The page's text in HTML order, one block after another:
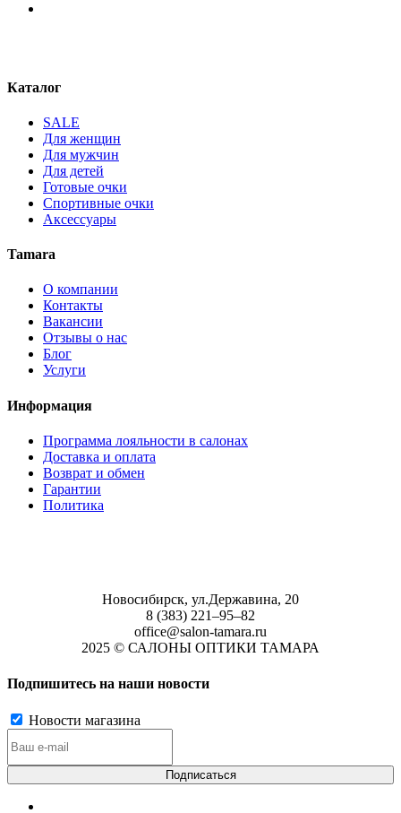
Каталог
SALE
Для женщин
Для мужчин
Для детей
Готовые очки
Спортивные очки
Аксессуары
Tamara
О компании
Контакты
Вакансии
Отзывы о нас
Блог
Услуги
Информация
Программа лояльности в салонах
Доставка и оплата
Возврат и обмен
Гарантии
Политика
Новосибирск, ул.Державина, 20
8 (383) 221‒95‒82
office@salon-tamara.ru
2025 © САЛОНЫ ОПТИКИ ТАМАРА
Подпишитесь на наши новости
Новости магазина